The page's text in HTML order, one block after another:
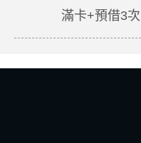
滿卡+預借3